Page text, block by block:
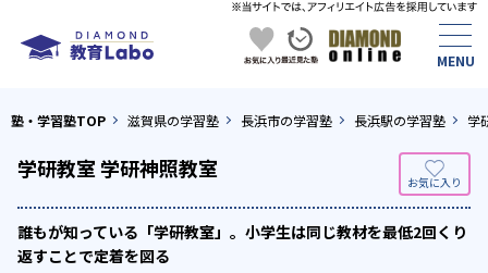
塾・学習塾TOP 滋賀県の学習塾 長浜市の学習塾 長浜駅の学習塾 学
学研教室 学研神照教室
誰もが知っている「学研教室」。小学生は同じ教材を最低2回くり
返すことで定着を図る